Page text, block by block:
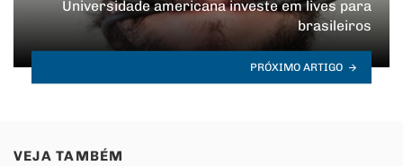
Universidade americana investe em lives para
brasileiros
PRÓXIMO ARTIGO
VEJA TAMBÉM